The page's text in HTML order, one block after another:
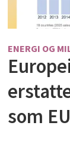
ENERGI OG
som